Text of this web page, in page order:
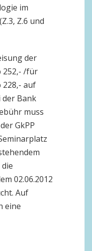
im
Z.6 und
der
252,- /für
228,- auf
der Bank
muss
GkPP
02.06.2012
Auf
eine